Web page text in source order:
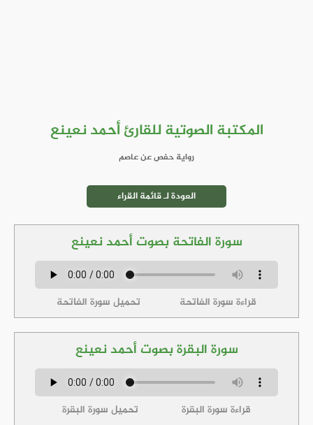
المكتبة الصوتية للقارئ أحمد نعينع
رواية حفص عن عاصم
العودة لـ قائمة القراء
سورة الفاتحة بصوت أحمد نعينع
قراءة سورة الفاتحة تحميل سورة الفاتحة
سورة البقرة بصوت أحمد نعينع
قراءة سورة البقرة تحميل سورة البقرة